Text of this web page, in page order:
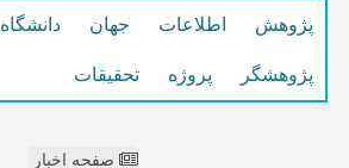
پژوهش اطلاعات جهان دانشگاه
پژوهشگر پروژه تحقیقات
صفحه اخبار